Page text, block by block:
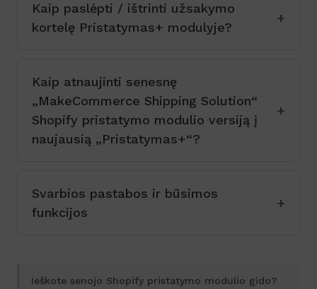
Kaip paslėpti / ištrinti užsakymo
kortelę Pristatymas+ modulyje?
Kaip atnaujinti senesnę
„MakeCommerce Shipping Solution“
Shopify pristatymo modulio versiją į
naujausią „Pristatymas+“?
Svarbios pastabos ir būsimos
funkcijos
Ieškote senojo Shopify pristatymo modulio gido?